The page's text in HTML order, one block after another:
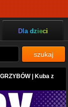
Dla dzieci
szukaj
| Kuba z